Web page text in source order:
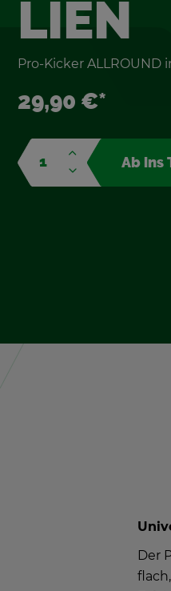
LI­EN
Pro-Ki­cker
29,90 €*
Ab ins
Der